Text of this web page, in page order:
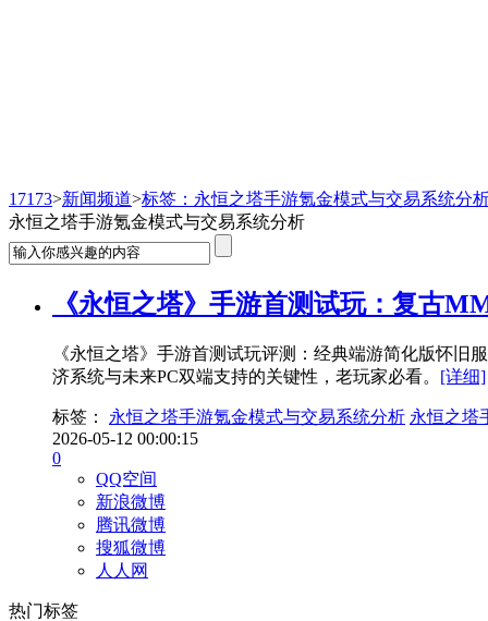
17173>新闻频道>标签：永恒之塔手游氪金模式与交易系统分
永恒之塔手游氪金模式与交易系统分析
《永恒之塔》手游首测试玩：复古
《永恒之塔》手游首测试玩评测：经典端游简化版怀
济系统与未来PC双端支持的关键性，老玩家必看。 [详细]
标签： 永恒之塔手游氪金模式与交易系统分析 永恒之塔
2026-05-12 00:00:15
0
QQ空间
新浪微博
腾讯微博
搜狐微博
人人网
热门标签